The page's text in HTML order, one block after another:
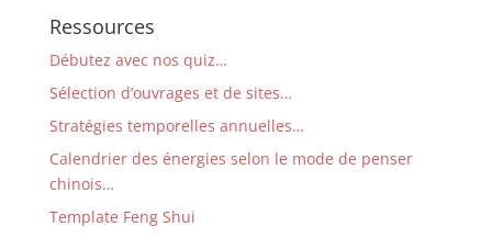
Ressources
Débutez avec nos quiz…
Sélection d’ouvrages et de sites…
Stratégies temporelles annuelles…
Calendrier des énergies selon le mode de penser
chinois…
Template Feng Shui